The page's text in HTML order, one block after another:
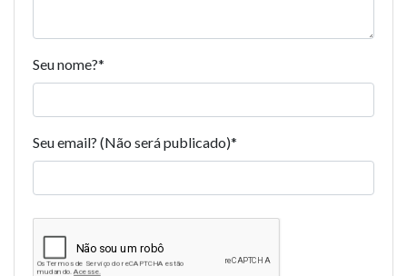
Seu nome?*
Seu email? (Não será publicado)*